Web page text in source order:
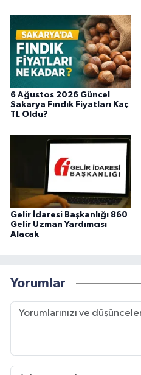
6 Ağustos 2026 Güncel
Sakarya Fındık Fiyatları Kaç
TL Oldu?
Gelir İdaresi Başkanlığı 860
Gelir Uzman Yardımcısı
Alacak
Yorumlar